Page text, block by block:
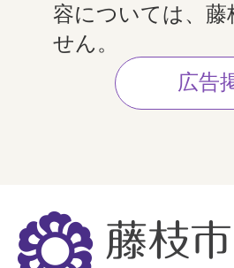
容については、
せん。
広告
藤
枝